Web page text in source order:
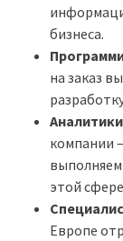
бизнеса.
на заказ
компании
этой
Европе